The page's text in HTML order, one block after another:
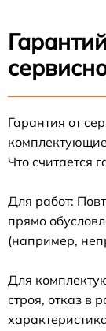
Гарантия от
Что считается
Для работ:
прямо
(например,
Для
строя, отказ в